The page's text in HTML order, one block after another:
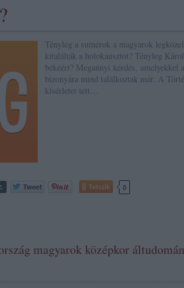
Tényleg a sumérok a magyarok
kitalálták a holokausztot? Tényleg
békéért? Megannyi kérdés, amelyekkel
bizonyára mind találkoztak már. A
kísérletet tett…
Tetszik 0
magyarok középkor